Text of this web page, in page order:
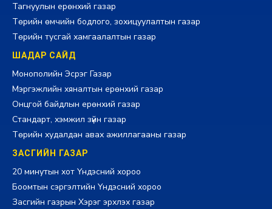
Тагнуулын ерөнхий газар
Төрийн өмчийн бодлого, зохицуулалтын газар
Төрийн тусгай хамгаалалтын газар
ШАДАР САЙД
Монополийн Эсрэг Газар
Мэргэжлийн хяналтын ерөнхий газар
Онцгой байдлын ерөнхий газар
Стандарт, хэмжил зүйн газар
Төрийн худалдан авах ажиллагааны газар
ЗАСГИЙН ГАЗАР
20 минутын хот Үндэсний хороо
Боомтын сэргэлтийн Үндэсний хороо
Засгийн газрын Хэрэг эрхлэх газар